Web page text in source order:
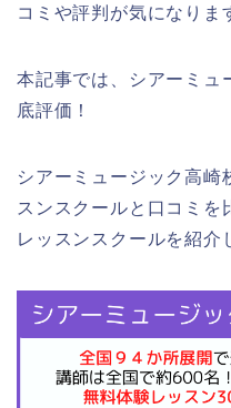
コミや評判が気になりま
本記事では、シアーミュ
底評価！
シアーミュージック高崎
スンスクールと口コミを
レッスンスクールを紹介